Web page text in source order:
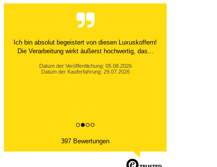
Ich bin absolut begeistert von diesen Luxuskoffern!
Die Verarbeitung wirkt äußerst hochwertig, das...
Datum der Veröffentlichung: 05.08.2026
Datum der Kauferfahrung: 29.07.2026
397 Bewertungen